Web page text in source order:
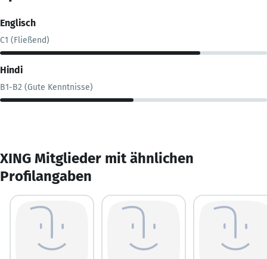
Englisch
C1 (Fließend)
Hindi
B1-B2 (Gute Kenntnisse)
XING Mitglieder mit ähnlichen
Profilangaben